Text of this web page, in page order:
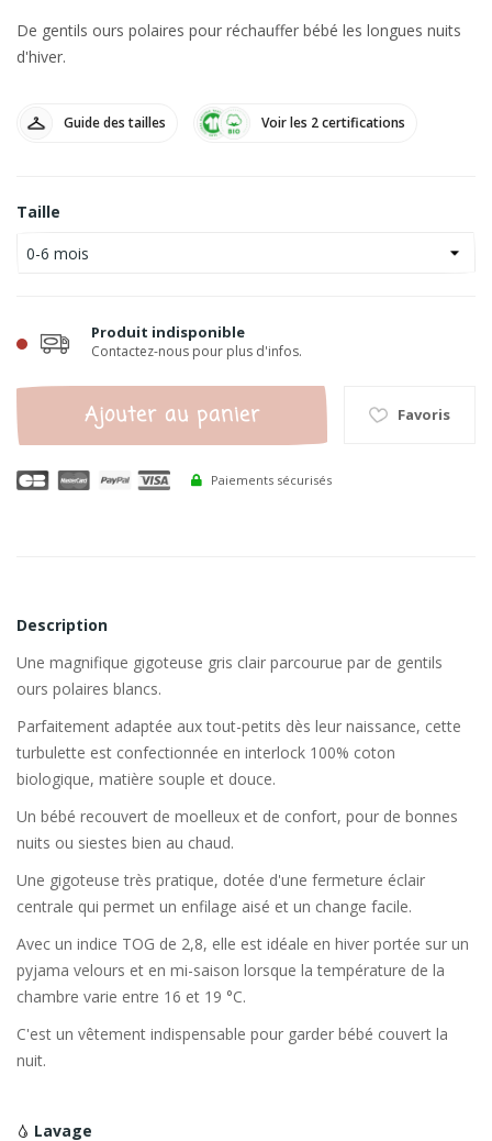
De gentils ours polaires pour réchauffer bébé les longues nuits
d'hiver.
Guide des tailles Voir les 2 certifications
Taille
Produit indisponible
Contactez-nous pour plus d'infos.
Ajouter au panier Favoris
Paiements sécurisés
Description
Une magnifique gigoteuse gris clair parcourue par de gentils
ours polaires blancs.
Parfaitement adaptée aux tout-petits dès leur naissance, cette
turbulette est confectionnée en interlock 100% coton
biologique, matière souple et douce.
Un bébé recouvert de moelleux et de confort, pour de bonnes
nuits ou siestes bien au chaud.
Une gigoteuse très pratique, dotée d'une fermeture éclair
centrale qui permet un enfilage aisé et un change facile.
Avec un indice TOG de 2,8, elle est idéale en hiver portée sur un
pyjama velours et en mi-saison lorsque la température de la
chambre varie entre 16 et 19 °C.
C'est un vêtement indispensable pour garder bébé couvert la
nuit.
Lavage